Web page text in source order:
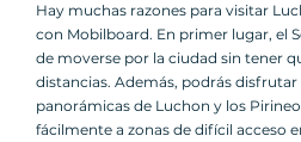
Hay muchas razones para visitar
con Mobilboard. En primer lugar, el
de moverse por la ciudad sin tener
distancias. Además, podrás disfrutar
panorámicas de Luchon y los
fácilmente a zonas de difícil acceso